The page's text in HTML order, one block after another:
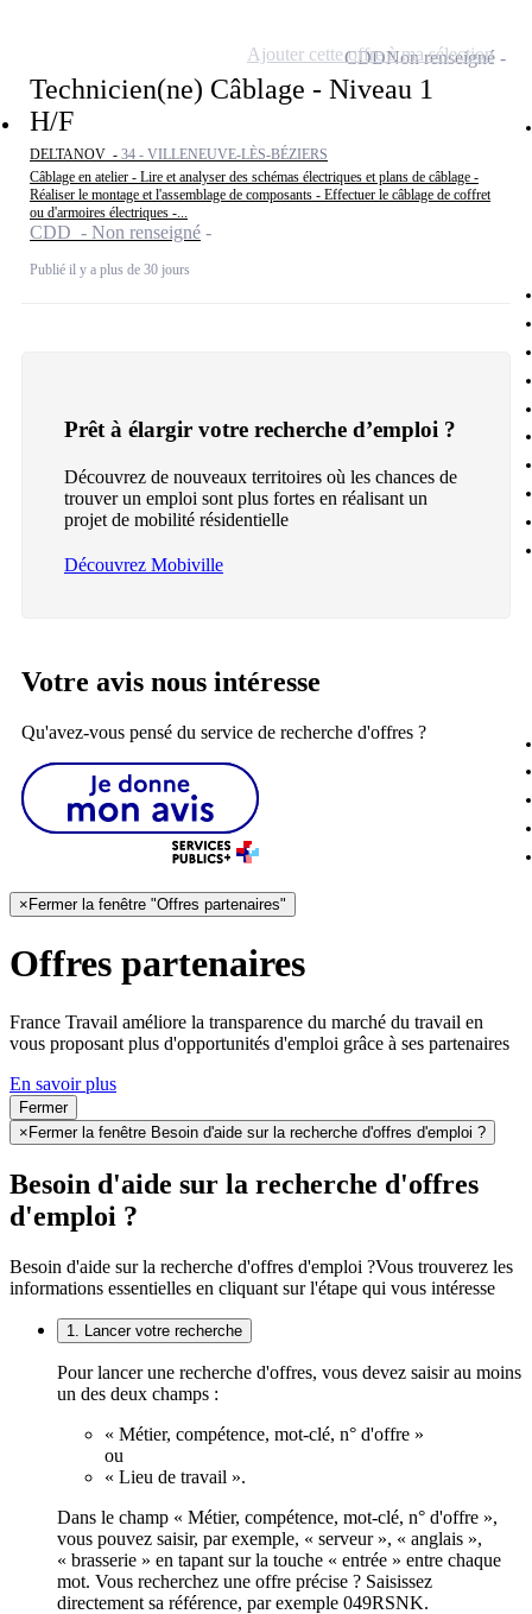
Technicien(ne) Câblage - Niveau 1
H/F
DELTANOV - 34 - VILLENEUVE-LÈS-BÉZIERS
Câblage en atelier - Lire et analyser des schémas électriques et plans de câblage -
Réaliser le montage et l'assemblage de composants - Effectuer le câblage de coffret
ou d'armoires électriques -...
CDD - Non renseigné
Publié il y a plus de 30 jours
CDDNon renseigné
Ajouter cette offre à ma sélection
Prêt à élargir votre recherche d’emploi ?
Découvrez de nouveaux territoires où les chances de
trouver un emploi sont plus fortes en réalisant un
projet de mobilité résidentielle
Découvrez Mobiville
Votre avis nous intéresse
Qu'avez-vous pensé du service de recherche d'offres ?
× Fermer la fenêtre "Offres partenaires"
Offres partenaires
France Travail améliore la transparence du marché du travail en
vous proposant plus d'opportunités d'emploi grâce à ses partenaires
En savoir plus
Fermer
× Fermer la fenêtre Besoin d'aide sur la recherche d'offres d'emploi ?
Besoin d'aide sur la recherche d'offres
d'emploi ?
Besoin d'aide sur la recherche d'offres d'emploi ?Vous trouverez les
informations essentielles en cliquant sur l'étape qui vous intéresse
1. Lancer votre recherche
Pour lancer une recherche d'offres, vous devez saisir au moins
un des deux champs :
« Métier, compétence, mot-clé, n° d'offre »
ou
« Lieu de travail ».
Dans le champ « Métier, compétence, mot-clé, n° d'offre »,
vous pouvez saisir, par exemple, « serveur », « anglais »,
« brasserie » en tapant sur la touche « entrée » entre chaque
mot. Vous recherchez une offre précise ? Saisissez
directement sa référence, par exemple 049RSNK.